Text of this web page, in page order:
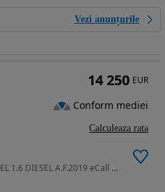
Vezi anunțurile
1598 cm3 • 95 CP • T CROSS DIESEL 1.6 DIESEL A.F.2019 eCall Emergency System Faruri de ce
14 250 EUR
Conform mediei
Calculeaza rata